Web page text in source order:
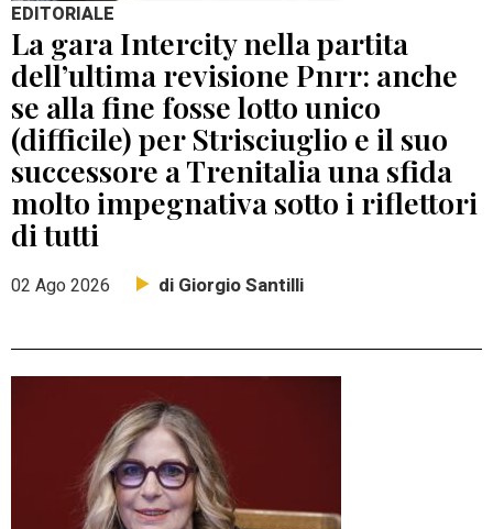
EDITORIALE
La gara Intercity nella partita
dell’ultima revisione Pnrr: anche
se alla fine fosse lotto unico
(difficile) per Strisciuglio e il suo
successore a Trenitalia una sfida
molto impegnativa sotto i riflettori
di tutti
02 Ago 2026 di Giorgio Santilli